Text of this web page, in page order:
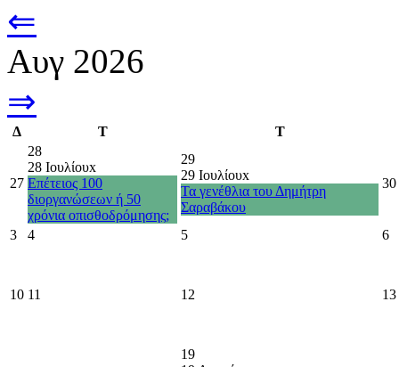
⇐
Αυγ 2026
⇒
Δ Τ Τ
27
28
28 Ιουλίουx
Επέτειος 100
διοργανώσεων ή 50
χρόνια οπισθοδρόμησης;
29
29 Ιουλίουx
Τα γενέθλια του Δημήτρη
Σαραβάκου
30
3 4 5 6
10 11 12 13
19